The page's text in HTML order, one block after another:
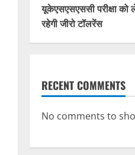
यूकेएसएसएससी परीक्षा
रहेगी जीरो टॉलरेंस
RECENT COMMENTS
No comments to